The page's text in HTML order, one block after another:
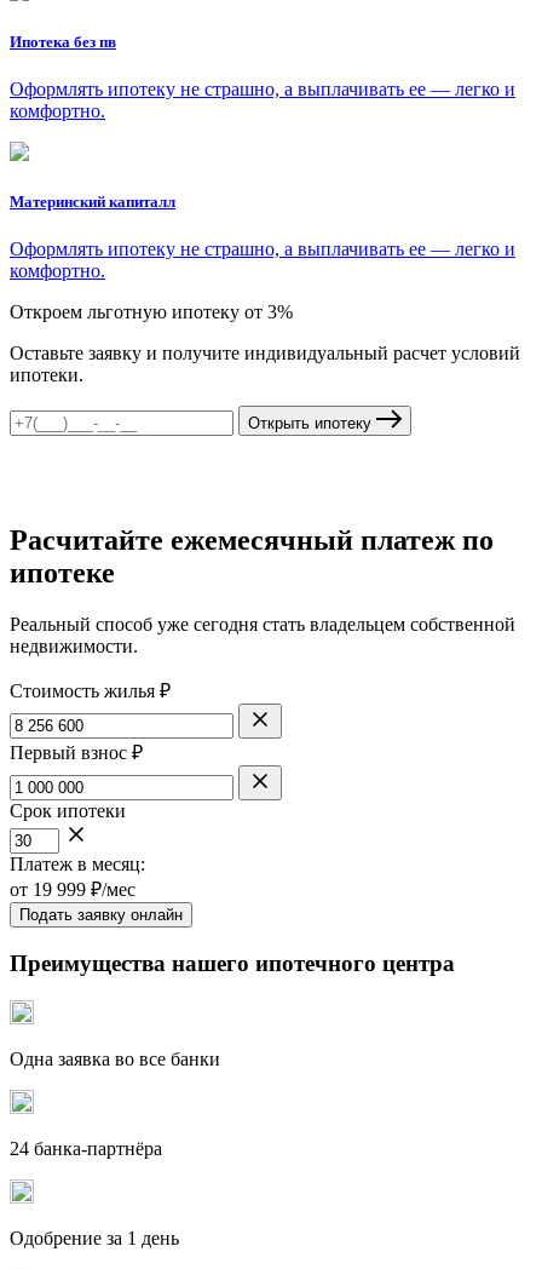
Ипотека без пв
Оформлять ипотеку не страшно, а выплачивать ее — легко и
комфортно.
Материнский капиталл
Оформлять ипотеку не страшно, а выплачивать ее — легко и
комфортно.
Откроем льготную ипотеку от 3%
Оставьте заявку и получите индивидуальный расчет условий
ипотеки.
Открыть ипотеку
Расчитайте ежемесячный платеж по
ипотеке
Реальный способ уже сегодня стать владельцем собственной
недвижимости.
Стоимость жилья ₽
Первый взнос ₽
Срок ипотеки
Платеж в месяц:
от 19 999 ₽/мес
Подать заявку онлайн
Преимущества нашего ипотечного центра
Одна заявка во все банки
24 банка-партнёра
Одобрение за 1 день